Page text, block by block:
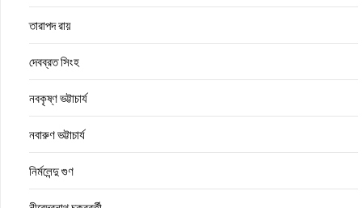
তারাপদ রায়
দেবব্রত সিংহ
নবকৃষ্ণ ভট্টাচার্য
নবারুণ ভট্টাচার্য
নির্মলেন্দু গুণ